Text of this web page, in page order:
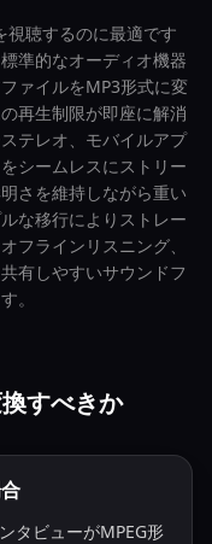
視聴するのに最適です
準的なオーディオ機器
ァイルをMP3形式に変
再生制限が即座に解消
テレオ、モバイルアプ
シームレスにストリー
さを維持しながら重い
な移行によりストレー
フラインリスニング、
有しやすいサウンドフ
。
すべきか
タビューがMPEG形